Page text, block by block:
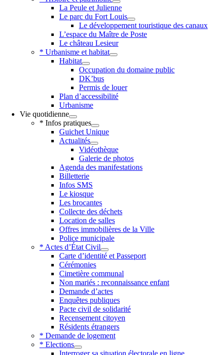
La Peule et Julienne
Le parc du Fort Louis
Le développement touristique des canaux
L’espace du Maître de Poste
Le château Lesieur
* Urbanisme et habitat
Habitat
Occupation du domaine public
DK’bus
Permis de louer
Plan d’accessibilité
Urbanisme
Vie quotidienne
* Infos pratiques
Guichet Unique
Actualités
Vidéothèque
Galerie de photos
Agenda des manifestations
Billetterie
Infos SMS
Le kiosque
Les brocantes
Collecte des déchets
Location de salles
Offres immobilières de la Ville
Police municipale
* Actes d’État Civil
Carte d’identité et Passeport
Cérémonies
Cimetière communal
Non mariés : reconnaissance enfant
Demande d’actes
Enquêtes publiques
Pacte civil de solidarité
Recensement citoyen
Résidents étrangers
* Demande de logement
* Elections
Interroger sa situation électorale en ligne